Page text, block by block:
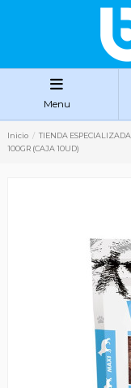
Menu
Inicio TIENDA ESPECIALIZADA
100GR (CAJA 10UD)